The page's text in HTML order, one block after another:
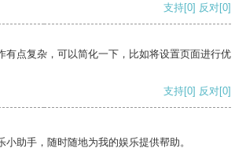
支持[0] 反对[0]
有点复杂，可以简化一下，比如将设置页面进行优
支持[0] 反对[0]
小助手，随时随地为我的娱乐提供帮助。